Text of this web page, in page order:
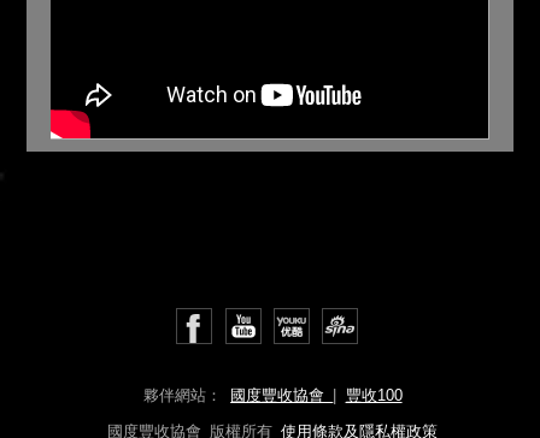
夥伴網站： 國度豐收協會 | 豐收100
國度豐收協會 版權所有使用條款及隱私權政策